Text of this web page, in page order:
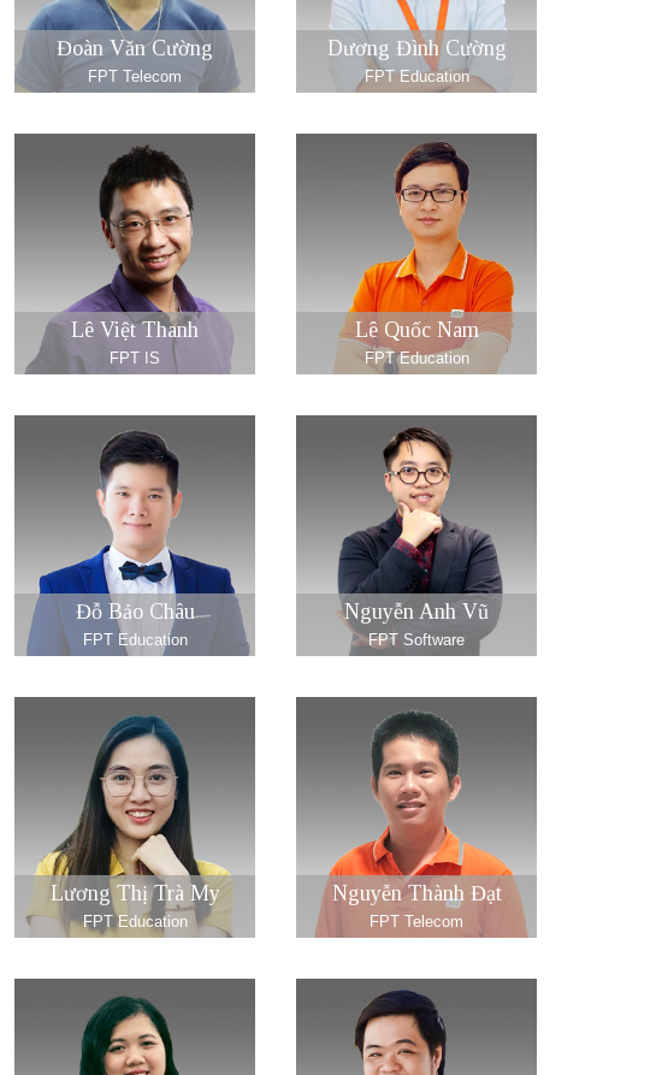
Đoàn Văn Cường
FPT Telecom
Dương Đình Cường
FPT Education
Lê Việt Thanh
FPT IS
Lê Quốc Nam
FPT Education
Đỗ Bảo Châu
FPT Education
Nguyễn Anh Vũ
FPT Software
Lương Thị Trà My
FPT Education
Nguyễn Thành Đạt
FPT Telecom